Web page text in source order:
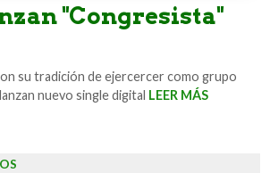
"Congresista"
su tradición de ejercercer como grupo
nuevo single digital LEER MÁS